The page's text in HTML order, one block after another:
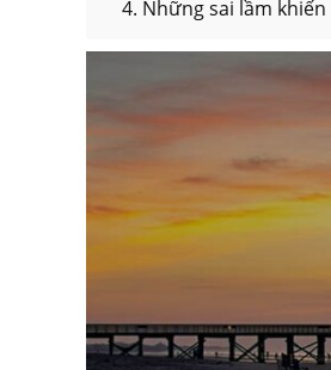
4. Những sai lầm